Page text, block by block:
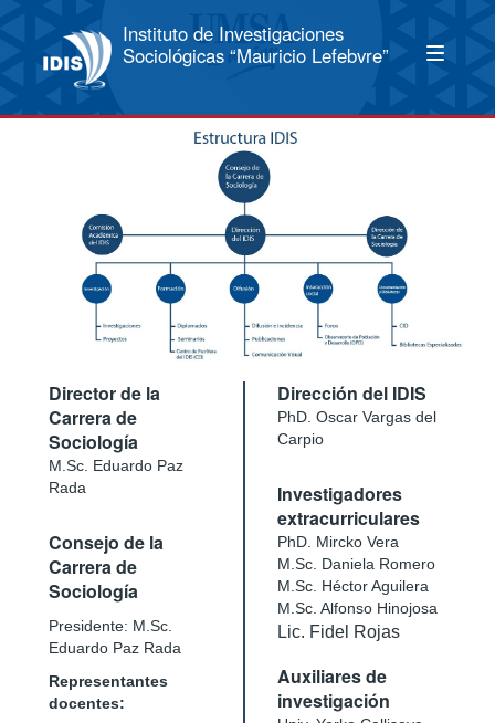
Instituto de Investigaciones
Sociológicas “Mauricio Lefebvre”
Director de la
Carrera de
Sociología
M.Sc. Eduardo Paz
Rada
Consejo de la
Carrera de
Sociología
Presidente: M.Sc.
Eduardo Paz Rada
Representantes
docentes:
Dirección del IDIS
PhD. Oscar Vargas del
Carpio
Investigadores
extracurriculares
PhD. Mircko Vera
M.Sc. Daniela Romero
M.Sc. Héctor Aguilera
M.Sc. Alfonso Hinojosa
Lic. Fidel Rojas
Auxiliares de
investigación